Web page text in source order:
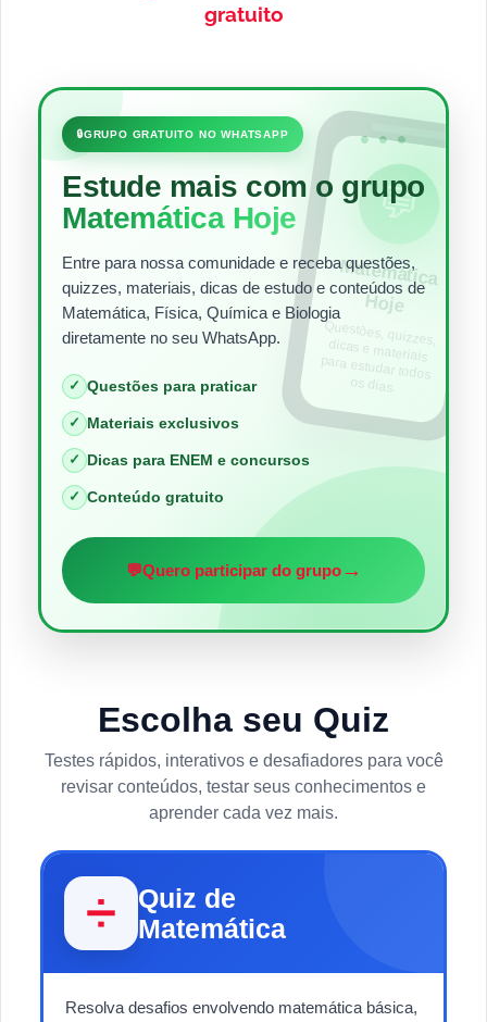
gratuito
•••
🔒GRUPO GRATUITO NO WHATSAPP
Estude mais com o grupo
Matemática Hoje
Entre para nossa comunidade e receba questões,
quizzes, materiais, dicas de estudo e conteúdos de
Matemática, Física, Química e Biologia
diretamente no seu WhatsApp.
✓ Questões para praticar
✓ Materiais exclusivos
✓ Dicas para ENEM e concursos
✓ Conteúdo gratuito
💬Quero participar do grupo→
💬
Matem
ática
Hoje
Questões, quizzes,
dicas e materiais
para estudar todos
os dias.
Escolha seu Quiz
Testes rápidos, interativos e desafiadores para você
revisar conteúdos, testar seus conhecimentos e
aprender cada vez mais.
➗
Quiz de
Matemática
Resolva desafios envolvendo matemática básica,